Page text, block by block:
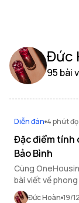
Đức
95 bài
Diễn đàn 4 phút
Đặc điểm tính
Bảo Bình
Cùng
bài viết về
tâm cung Bảo
Đức Hoàn 19/